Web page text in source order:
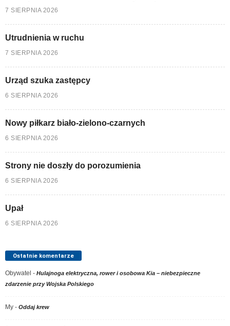
7 SIERPNIA 2026
Utrudnienia w ruchu
7 SIERPNIA 2026
Urząd szuka zastępcy
6 SIERPNIA 2026
Nowy piłkarz biało-zielono-czarnych
6 SIERPNIA 2026
Strony nie doszły do porozumienia
6 SIERPNIA 2026
Upał
6 SIERPNIA 2026
Ostatnie komentarze
Obywatel - Hulajnoga elektryczna, rower i osobowa Kia – niebezpieczne
zdarzenie przy Wojska Polskiego
My - Oddaj krew